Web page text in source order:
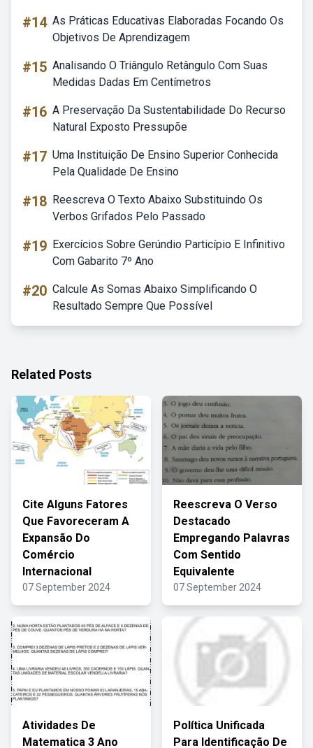
#14 As Práticas Educativas Elaboradas Focando Os
Objetivos De Aprendizagem
#15 Analisando O Triângulo Retângulo Com Suas
Medidas Dadas Em Centímetros
#16 A Preservação Da Sustentabilidade Do Recurso
Natural Exposto Pressupõe
#17 Uma Instituição De Ensino Superior Conhecida
Pela Qualidade De Ensino
#18 Reescreva O Texto Abaixo Substituindo Os
Verbos Grifados Pelo Passado
#19 Exercícios Sobre Gerúndio Particípio E Infinitivo
Com Gabarito 7º Ano
#20 Calcule As Somas Abaixo Simplificando O
Resultado Sempre Que Possível
Related Posts
Cite Alguns Fatores
Que Favoreceram A
Expansão Do
Comércio
Internacional
07 September 2024
Reescreva O Verso
Destacado
Empregando Palavras
Com Sentido
Equivalente
07 September 2024
Atividades De
Matematica 3 Ano
Política Unificada
Para Identificação De